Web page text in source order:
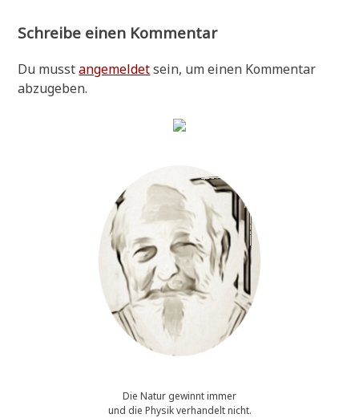
Schreibe einen Kommentar
Du musstangemeldetsein, um einen Kommentar
abzugeben.
Die Natur gewinnt immer
und die Physik verhandelt nicht.